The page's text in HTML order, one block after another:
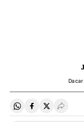
Compartir en
Compartir en
Compartir